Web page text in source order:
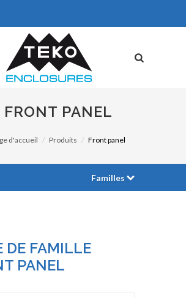
FRONT PANEL
d'accueil Produits Front panel
Familles
DE FAMILLE
PANEL